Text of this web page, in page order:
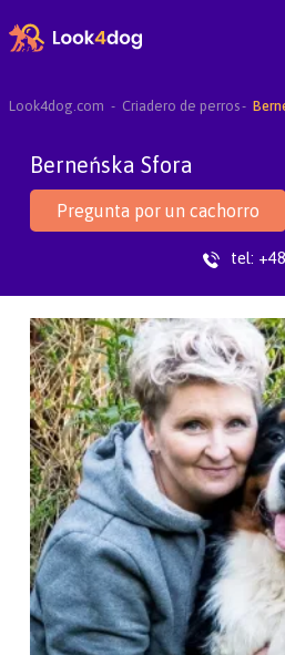
Look4dog.com Criadero de perros
Berneńska Sfora
Pregunta por un cachorro
tel: